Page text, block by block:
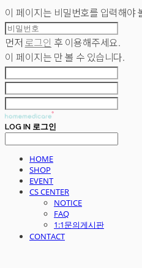
이 페이지는 비밀번호를 입력해야
먼저 로그인 후 이용해주세요.
이 페이지는 만 볼 수 있습니다.
LOG IN 로그인
HOME
SHOP
EVENT
CS CENTER
NOTICE
FAQ
1:1문의게시판
CONTACT